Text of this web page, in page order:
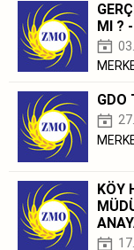
MI ?
GDO
KÖY